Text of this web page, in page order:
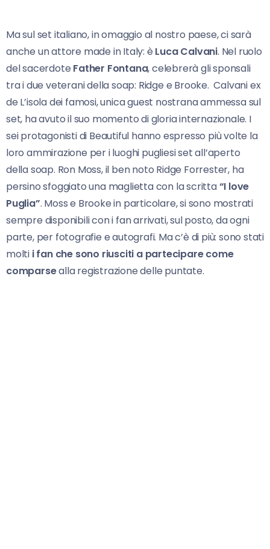
Ma sul set italiano, in omaggio al nostro paese, ci sarà
anche un attore made in Italy: è Luca Calvani. Nel ruolo
del sacerdote Father Fontana, celebrerà gli sponsali
tra i due veterani della soap: Ridge e Brooke. Calvani ex
de L’isola dei famosi, unica guest nostrana ammessa sul
set, ha avuto il suo momento di gloria internazionale. I
sei protagonisti di Beautiful hanno espresso più volte la
loro ammirazione per i luoghi pugliesi set all’aperto
della soap. Ron Moss, il ben noto Ridge Forrester, ha
persino sfoggiato una maglietta con la scritta“I love
Puglia”. Moss e Brooke in particolare, si sono mostrati
sempre disponibili con i fan arrivati, sul posto, da ogni
parte, per fotografie e autografi. Ma c’è di più: sono stati
molti i fan che sono riusciti a partecipare come
comparsealla registrazione delle puntate.